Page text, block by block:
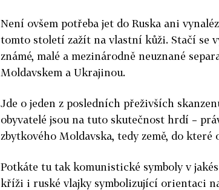
Není ovšem potřeba jet do Ruska ani
tomto století zažít na vlastní kůži. Stačí se
známé, malé a mezinárodně neuznané
Moldavskem a Ukrajinou.
Jde o jeden z posledních přeživších
obyvatelé jsou na tuto skutečnost hrdí –
zbytkového Moldavska, tedy země, do
Potkáte tu tak komunistické symboly v
kříži i ruské vlajky symbolizující orientaci